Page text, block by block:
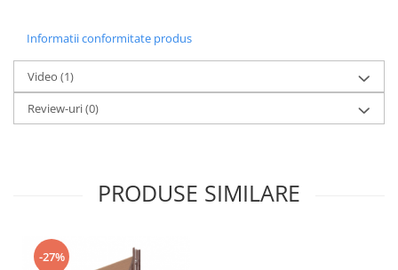
Informatii conformitate produs
Video (1)
Review-uri(0)
PRODUSE SIMILARE
-27%